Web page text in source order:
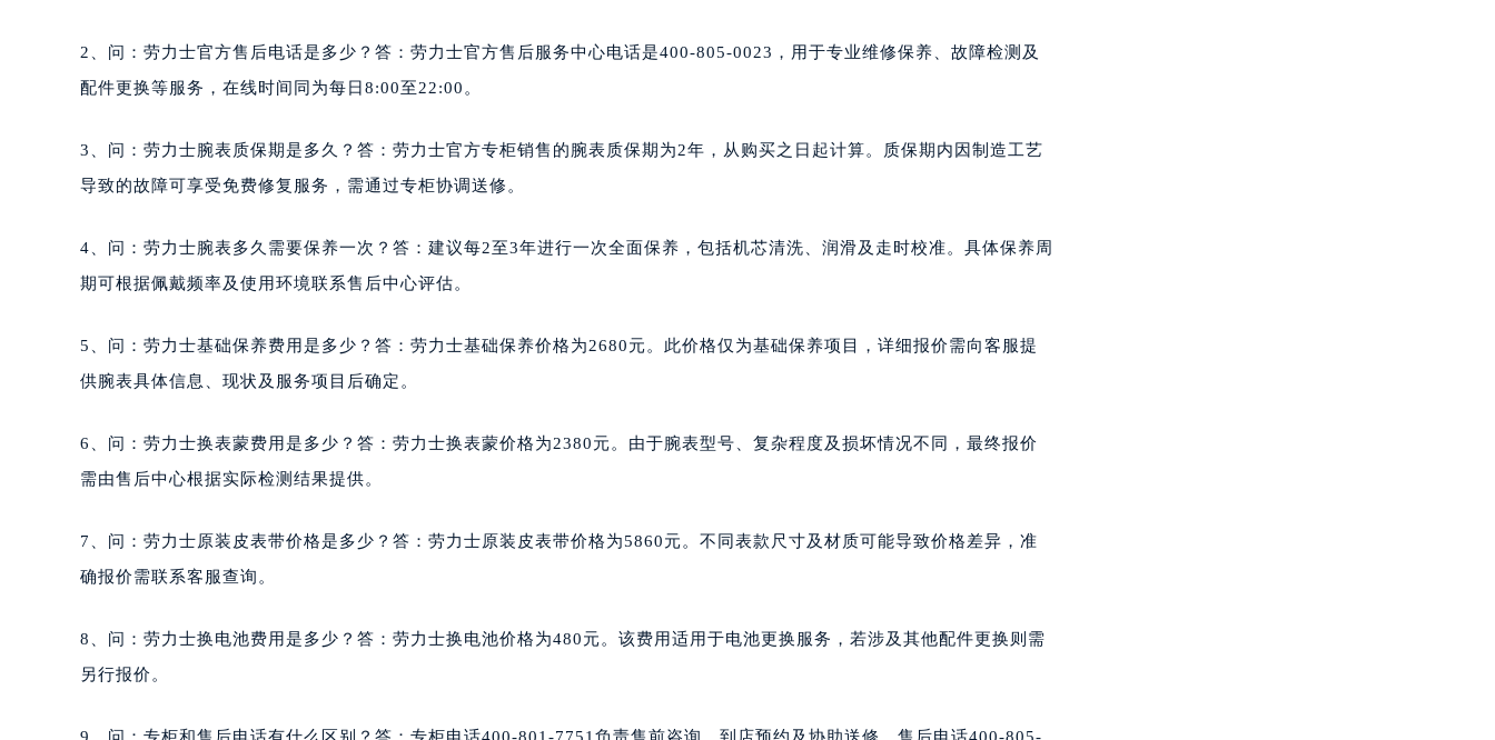
2、问：劳力士官方售后电话是多少？答：劳力士官方售后服务中心电话是400-805-0023，用于专业维修保养、故障检测及
配件更换等服务，在线时间同为每日8:00至22:00。
3、问：劳力士腕表质保期是多久？答：劳力士官方专柜销售的腕表质保期为2年，从购买之日起计算。质保期内因制造工艺
导致的故障可享受免费修复服务，需通过专柜协调送修。
4、问：劳力士腕表多久需要保养一次？答：建议每2至3年进行一次全面保养，包括机芯清洗、润滑及走时校准。具体保养周
期可根据佩戴频率及使用环境联系售后中心评估。
5、问：劳力士基础保养费用是多少？答：劳力士基础保养价格为2680元。此价格仅为基础保养项目，详细报价需向客服提
供腕表具体信息、现状及服务项目后确定。
6、问：劳力士换表蒙费用是多少？答：劳力士换表蒙价格为2380元。由于腕表型号、复杂程度及损坏情况不同，最终报价
需由售后中心根据实际检测结果提供。
7、问：劳力士原装皮表带价格是多少？答：劳力士原装皮表带价格为5860元。不同表款尺寸及材质可能导致价格差异，准
确报价需联系客服查询。
8、问：劳力士换电池费用是多少？答：劳力士换电池价格为480元。该费用适用于电池更换服务，若涉及其他配件更换则需
另行报价。
9、问：专柜和售后电话有什么区别？答：专柜电话400-801-7751负责售前咨询、到店预约及协助送修。售后电话400-805-